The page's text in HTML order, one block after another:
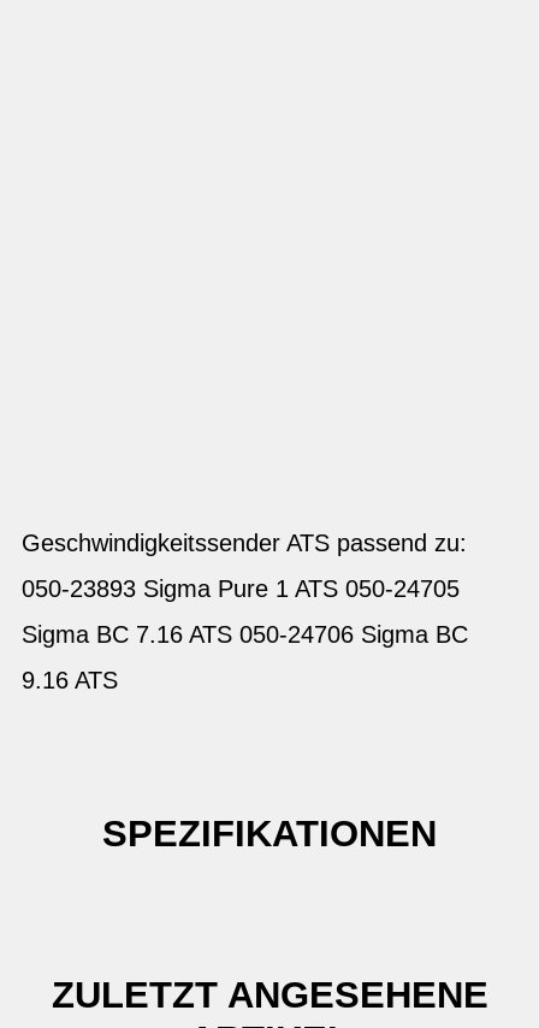
Geschwindigkeitssender ATS passend zu:
050-23893 Sigma Pure 1 ATS 050-24705
Sigma BC 7.16 ATS 050-24706 Sigma BC
9.16 ATS
SPEZIFIKATIONEN
ZULETZT ANGESEHENE